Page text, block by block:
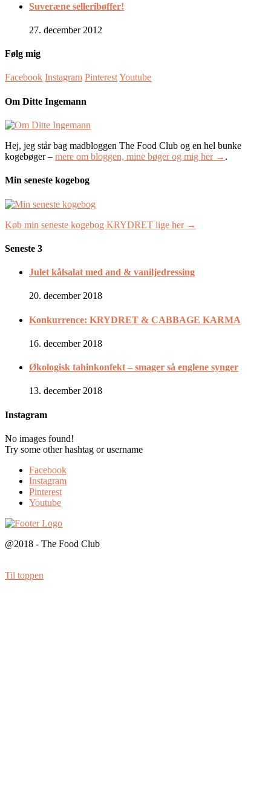
Suveræne selleribøffer!
27. december 2012
Følg mig
Facebook Instagram PinterestYoutube
Om Ditte Ingemann
Hej, jeg står bag madbloggen The Food Club og en hel bunke
kogebøger – mere om bloggen, mine bøger og mig her → .
Min seneste kogebog
Køb min seneste kogebog KRYDRET lige her →
Seneste 3
Julet kålsalat med and & vaniljedressing
20. december 2018
Konkurrence: KRYDRET & CABBAGE KARMA
16. december 2018
Økologisk tahinkonfekt – smager så englene synger
13. december 2018
Instagram
No images found!
Try some other hashtag or username
Facebook
Instagram
Pinterest
Youtube
@2018 - The Food Club
Til toppen